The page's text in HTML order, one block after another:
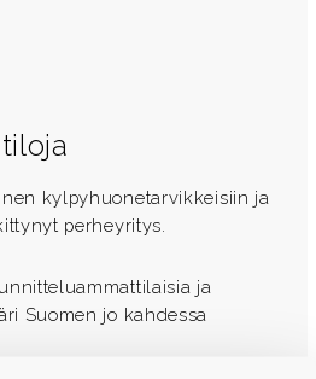
kylpyhuonetarvikkeisiin ja
perheyritys.
ja
Suomen jo kahdessa